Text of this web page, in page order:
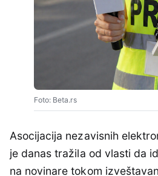
Foto: Beta.rs
Asocijacija nezavisnih
je danas tražila od vlasti da
na novinare tokom